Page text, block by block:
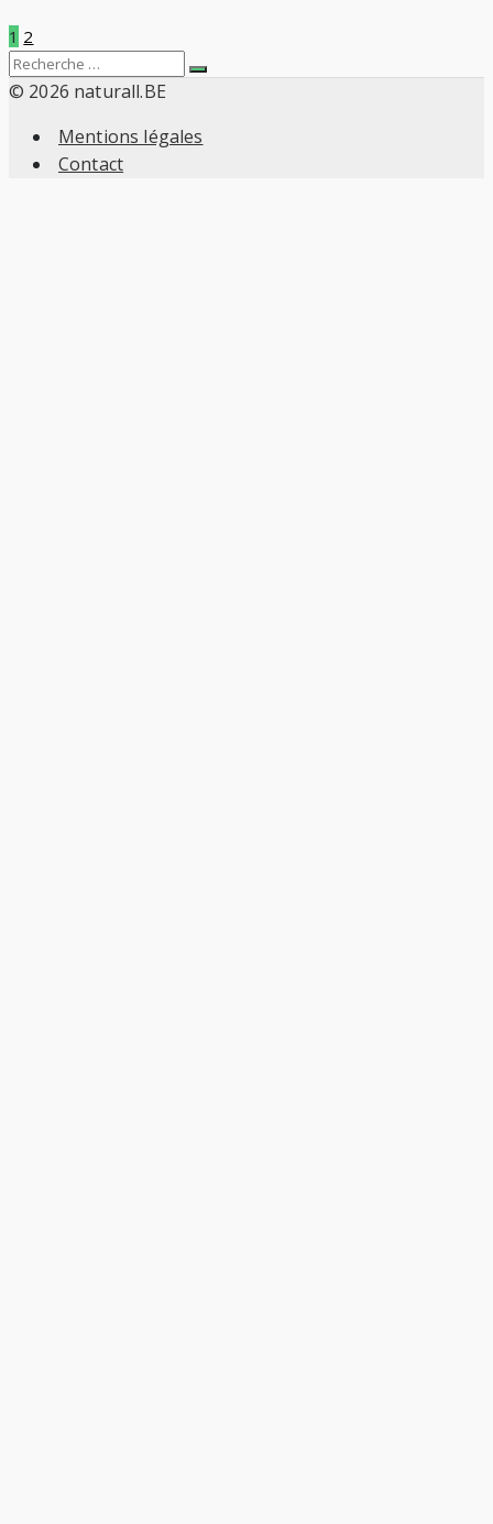
Pagination
des
publications
1 2
Search
for:
Recherche
© 2026 naturall.BE
Mentions légales
Contact